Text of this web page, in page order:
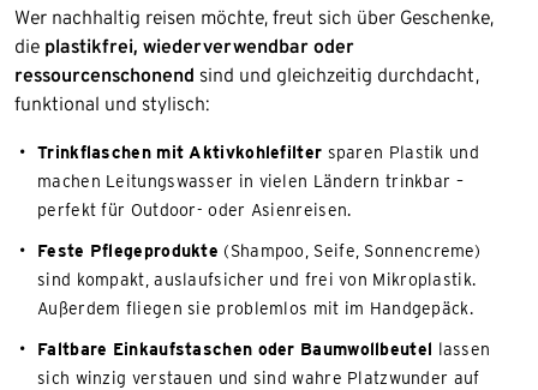
Wer nachhaltig reisen möchte, freut sich über Geschenke,
die plastikfrei, wiederverwendbar oder
ressourcenschonend sind und gleichzeitig durchdacht,
funktional und stylisch:
Trinkflaschen mit Aktivkohlefilter sparen Plastik und
machen Leitungswasser in vielen Ländern trinkbar –
perfekt für Outdoor- oder Asienreisen.
Feste Pflegeprodukte (Shampoo, Seife, Sonnencreme)
sind kompakt, auslaufsicher und frei von Mikroplastik.
Außerdem fliegen sie problemlos mit im Handgepäck.
Faltbare Einkaufstaschen oder Baumwollbeutel lassen
sich winzig verstauen und sind wahre Platzwunder auf